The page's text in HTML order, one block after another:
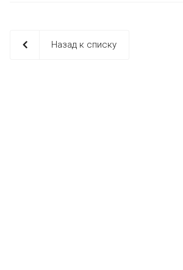
Назад к списку